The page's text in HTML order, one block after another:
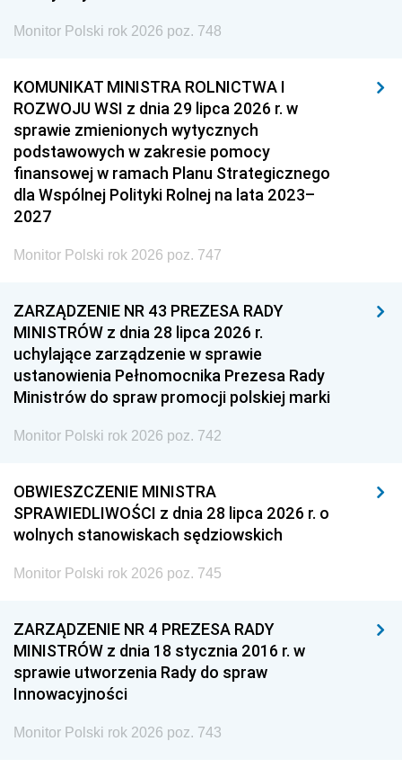
Monitor Polski rok 2026 poz. 748
KOMUNIKAT MINISTRA ROLNICTWA I
ROZWOJU WSI z dnia 29 lipca 2026 r. w
sprawie zmienionych wytycznych
podstawowych w zakresie pomocy
finansowej w ramach Planu Strategicznego
dla Wspólnej Polityki Rolnej na lata 2023–
2027
Monitor Polski rok 2026 poz. 747
ZARZĄDZENIE NR 43 PREZESA RADY
MINISTRÓW z dnia 28 lipca 2026 r.
uchylające zarządzenie w sprawie
ustanowienia Pełnomocnika Prezesa Rady
Ministrów do spraw promocji polskiej marki
Monitor Polski rok 2026 poz. 742
OBWIESZCZENIE MINISTRA
SPRAWIEDLIWOŚCI z dnia 28 lipca 2026 r. o
wolnych stanowiskach sędziowskich
Monitor Polski rok 2026 poz. 745
ZARZĄDZENIE NR 4 PREZESA RADY
MINISTRÓW z dnia 18 stycznia 2016 r. w
sprawie utworzenia Rady do spraw
Innowacyjności
Monitor Polski rok 2026 poz. 743